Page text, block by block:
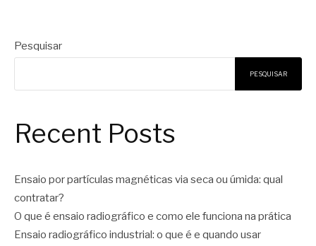
Pesquisar
PESQUISAR
Recent Posts
Ensaio por partículas magnéticas via seca ou úmida: qual
contratar?
O que é ensaio radiográfico e como ele funciona na prática
Ensaio radiográfico industrial: o que é e quando usar